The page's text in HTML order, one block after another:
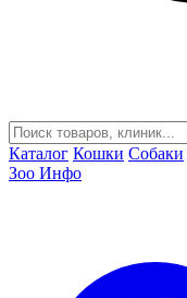
Каталог Кошки Собаки
Зоо Инфо